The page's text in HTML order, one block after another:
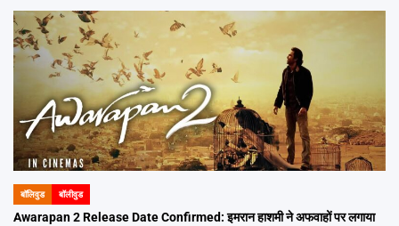
POSTED
IN
बॉलिवुड बॉलीवुड
Awarapan 2 Release Date Confirmed: इमरान हाशमी ने अफवाहों पर लगाया